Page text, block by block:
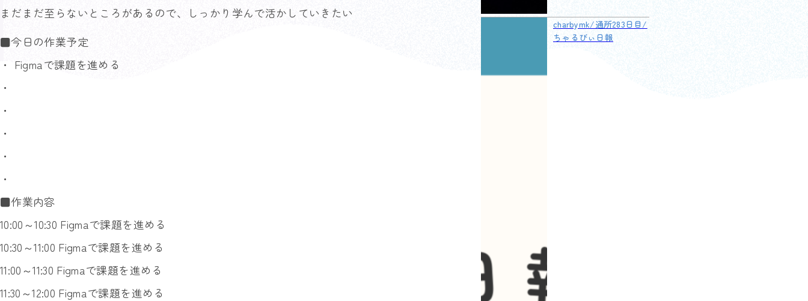
まだまだ至らないところがあるので、しっかり学んで活かしていきたい
■今日の作業予定
・ Figmaで課題を進める
・
・
・
・
・
■作業内容
10:00～10:30 Figmaで課題を進める
10:30～11:00 Figmaで課題を進める
11:00～11:30 Figmaで課題を進める
11:30～12:00 Figmaで課題を進める
charbymk/通所283日目/
ちゃるびぃ日報